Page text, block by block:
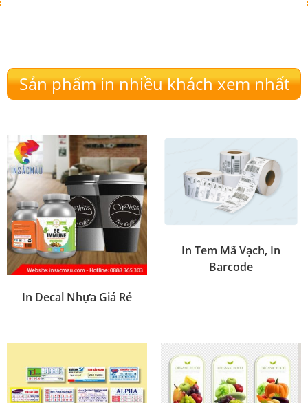
Sản phẩm in nhiều khách xem nhất
In Decal Nhựa Giá Rẻ
In Tem Mã Vạch, In
Barcode